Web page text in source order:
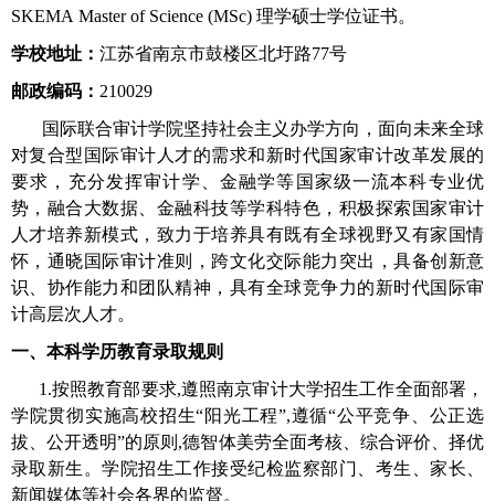
SKEMA Master of Science (MSc) 理学硕士学位证书。
学校地址： 江苏省南京市鼓楼区北圩路77号
邮政编码： 210029
国际联合审计学院坚持社会主义办学方向，面向未来全球
对复合型国际审计人才的需求和新时代国家审计改革发展的
要求，充分发挥审计学、金融学等国家级一流本科专业优
势，融合大数据、金融科技等学科特色，积极探索国家审计
人才培养新模式，致力于培养具有既有全球视野又有家国情
怀，通晓国际审计准则，跨文化交际能力突出，具备创新意
识、协作能力和团队精神，具有全球竞争力的新时代国际审
计高层次人才。
一、本科学历教育录取规则
1.按照教育部要求,遵照南京审计大学招生工作全面部署，
学院贯彻实施高校招生“阳光工程”,遵循“公平竞争、公正选
拔、公开透明”的原则 ,德智体美劳全面考核、综合评价、择优
录取新生。学院招生工作接受纪检监察部门、考生、家长、
新闻媒体等社会各界的监督。